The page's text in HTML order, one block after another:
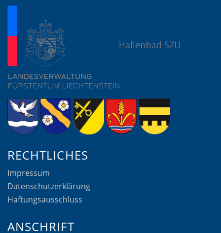
RECHTLICHES
Impressum
Datenschutzerklärung
Haftungsausschluss
ANSCHRIFT